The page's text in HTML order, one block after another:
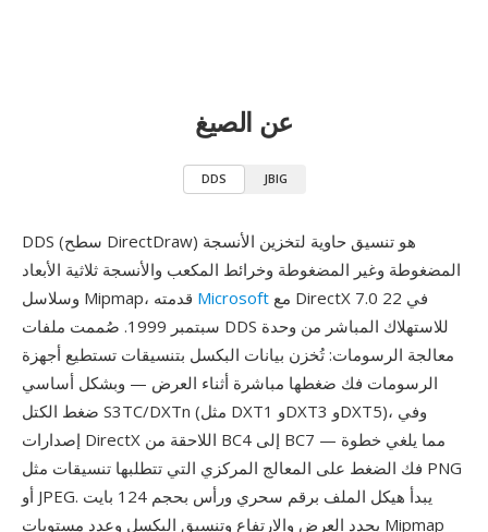
عن الصيغ
DDS JBIG
DDS (سطح DirectDraw) هو تنسيق حاوية لتخزين الأنسجة
المضغوطة وغير المضغوطة وخرائط المكعب والأنسجة ثلاثية الأبعاد
Microsoft
سبتمبر 1999. صُممت ملفات DDS للاستهلاك المباشر من وحدة
معالجة الرسومات: تُخزن بيانات البكسل بتنسيقات تستطيع أجهزة
الرسومات فك ضغطها مباشرة أثناء العرض — وبشكل أساسي
ضغط الكتل S3TC/DXTn (مثل DXT1 وDXT3 وDXT5)، وفي
إصدارات DirectX اللاحقة من BC4 إلى BC7 — مما يلغي خطوة
فك الضغط على المعالج المركزي التي تتطلبها تنسيقات مثل PNG
أو JPEG. يبدأ هيكل الملف برقم سحري ورأس بحجم 124 بايت
يحدد العرض والارتفاع وتنسيق البكسل وعدد مستويات Mipmap